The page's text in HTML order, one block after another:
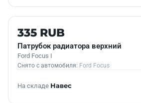
Б/У В НАЛИЧИИ
335 RUB
Патрубок радиатора верхний
Ford Focus I
Снято с автомобиля: Ford Focus
На складе Навес